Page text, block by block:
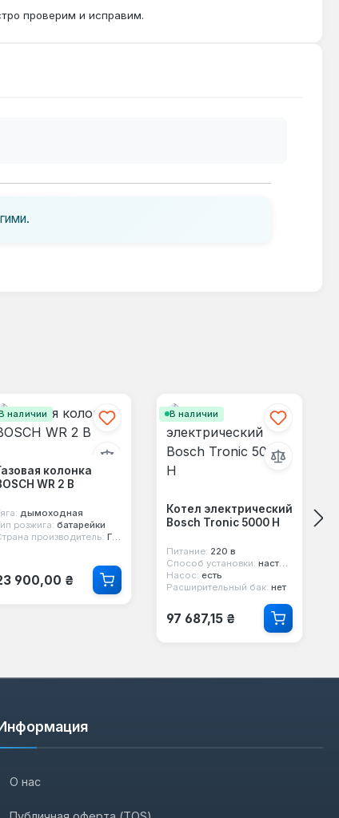
проверим и исправим.
наличии
колонка
WR 2 B
дымоходная
розжига: батарейки
производитель: Германия
цена:
900,00 ₴
В наличии
Котел электрический
Bosch Tronic 5000 H
Питание: 220 в
Способ установки: настенный
Насос: есть
Расширительный бак: нет
Обычная цена:
97 687,15 ₴
О нас